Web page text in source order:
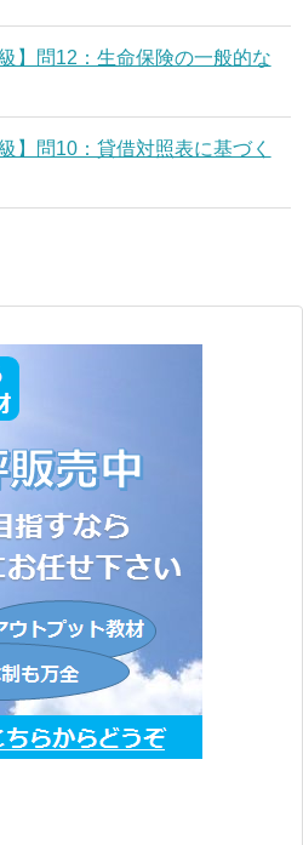
】問12：生命保険の一般的な
】問10：貸借対照表に基づく